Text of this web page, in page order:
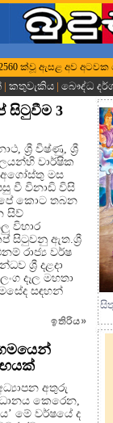
ක්වූ ඇසළ අව අටවක
| කතුවැකිය| බෞද්ධ
සිටුවීම 3
ශ්‍රී විෂ්ණු, ශ්‍රී
වාර්ෂික
අගෝස්තු මස
වී විනාඩි විසි
පේ කොට තබන
සිව්
විහාර
සිටුවනු ඇත.ශ්‍රී
රාජ්‍ය වර්ෂ
ශ්‍රී දළදා
දෑල මහතා
සඳහන්
ඉතිරිය»
අතුරු
කෙරෙන,
මේ වර්ෂයේ ද